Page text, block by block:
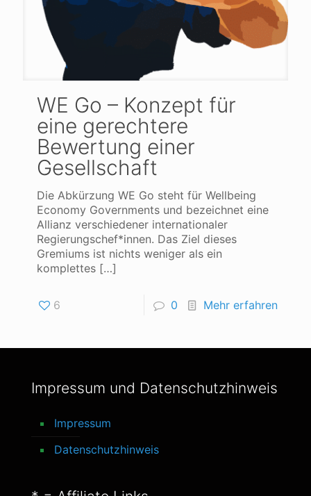
WE Go – Konzept für
eine gerechtere
Bewertung einer
Gesellschaft
Die Abkürzung WE Go steht für Wellbeing
Economy Governments und bezeichnet eine
Allianz verschiedener internationaler
Regierungschef*innen. Das Ziel dieses
Gremiums ist nichts weniger als ein
komplettes […]
6 0 Mehr erfahren
Impressum und Datenschutzhinweis
Impressum
Datenschutzhinweis